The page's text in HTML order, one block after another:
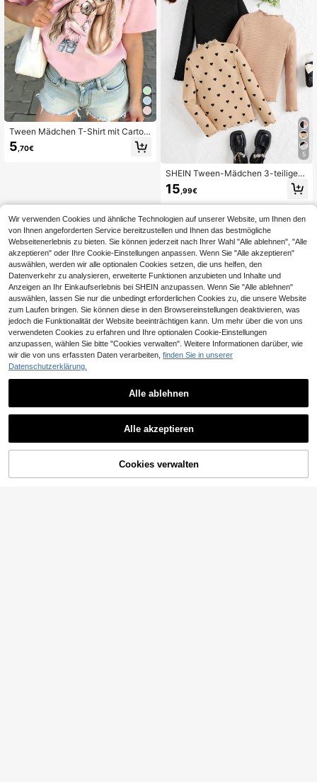
Tween Mädchen T-Shirt mit Cartoo
n Muster eines Tween Mädchens, d
as ein Pferd küsst, aus weichem un
5 ,70€
5
SHEIN Tween-Mädchen 3-teiliges
Set mit Herz-Muster, Rüschenkrage
n Mock Neck Shirt, schick für Herb
st/Winter
15 ,99€
ZUM WARENKORB HINZUFÜGEN
Wir verwenden Cookies und ähnliche Technologien auf unserer Website, um Ihnen den
von Ihnen angeforderten Service bereitzustellen und Ihnen das bestmögliche
Webseitenerlebnis zu bieten. Sie können jederzeit nach Ihrer Wahl "Alle ablehnen", "Alle
akzeptieren" oder Ihre Cookie-Einstellungen anpassen. Wenn Sie "Alle akzeptieren"
auswählen, werden wir alle optionalen Cookies setzen, die uns helfen, den
Datenverkehr zu analysieren, erweiterte Funktionen anzubieten und Inhalte und
Anzeigen an Ihr Einkaufserlebnis bei SHEIN anzupassen. Wenn Sie "Alle ablehnen"
auswählen, lassen Sie nur die unbedingt erforderlichen Cookies zu, die unsere Website
zum Laufen bringen. Sie können diese in den Browsereinstellungen deaktivieren, was
jedoch die Funktionalität der Website beeinträchtigen kann. Um mehr über die von uns
verwendeten Cookies zu erfahren und Ihre optionalen Cookie-Einstellungen
anzupassen, wählen Sie bitte "Cookies verwalten". Weitere Informationen darüber, wie
wir die von uns erfassten Daten verarbeiten, finden Sie in unserer
Datenschutzerklärung.
Alle ablehnen
Alle akzeptieren
Cookies verwalten